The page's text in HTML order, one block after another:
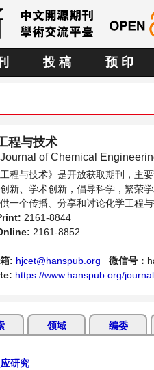
投 稿 预 印
程与技术
of Chemical
工程与技术》是开放获取期刊，主
新、学术创新，倡导科学，繁荣
一个传播、分享和讨论化学工程
2161-8844
2161-8852
: hjcet@hanspub.org 微信号：
https://www.hanspub.org/
领域 编委
研究